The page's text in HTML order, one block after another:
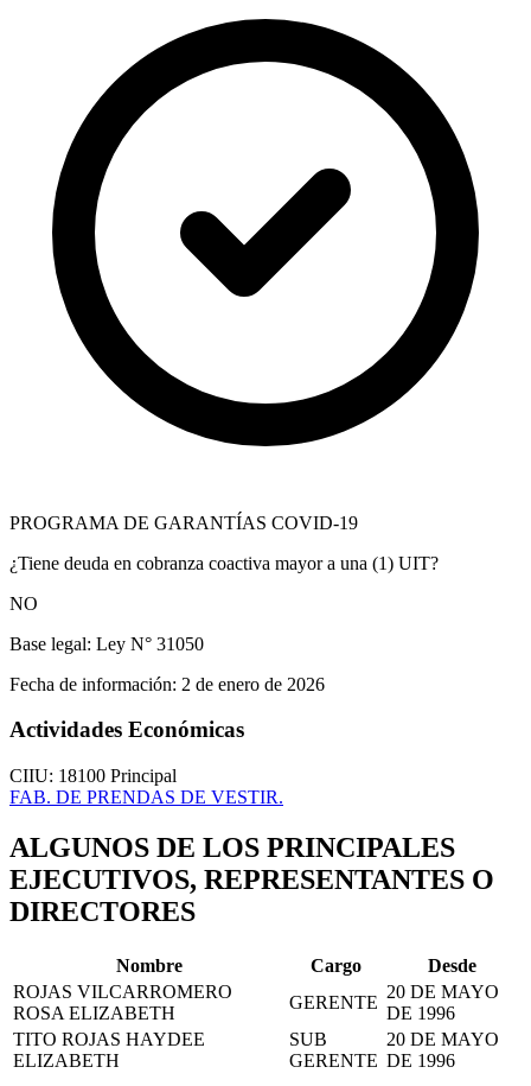
PROGRAMA DE GARANTÍAS COVID-19
¿Tiene deuda en cobranza coactiva mayor a una (1) UIT?
NO
Base legal: Ley N° 31050
Fecha de información: 2 de enero de 2026
Actividades Económicas
CIIU: 18100 Principal
FAB. DE PRENDAS DE VESTIR.
ALGUNOS DE LOS PRINCIPALES
EJECUTIVOS, REPRESENTANTES O
DIRECTORES
Nombre Cargo
Desde
ROJAS VILCARROMERO
ROSA ELIZABETH
GERENTE
20 DE MAYO
DE 1996
TITO ROJAS HAYDEE
ELIZABETH
SUB
GERENTE
20 DE MAYO
DE 1996